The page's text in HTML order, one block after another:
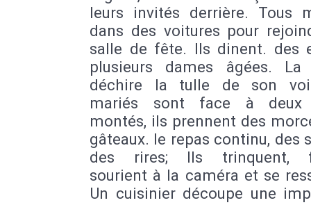
leurs invités derrière. Tous
dans des voitures pour
salle de fête. Ils dinent. des
plusieurs dames âgées. La
déchire la tulle de son
mariés sont face à deux
montés, ils prennent des
gâteaux. le repas continu, des
des rires; Ils trinquent,
sourient à la caméra et se
Un cuisinier découpe une